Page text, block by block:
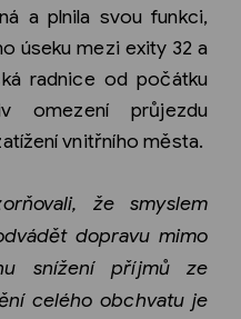
a plnila svou funkci,
úseku mezi exity 32 a
radnice od počátku
omezení průjezdu
vnitřního města.
že smyslem
dopravu mimo
snížení příjmů ze
celého obchvatu je